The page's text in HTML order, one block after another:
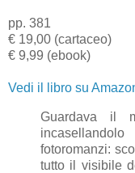
pp. 381
€ 19,00 (cartaceo)
€ 9,99 (ebook)
Vedi il libro su
Guardava il
fotoromanzi:
tutto il visibile